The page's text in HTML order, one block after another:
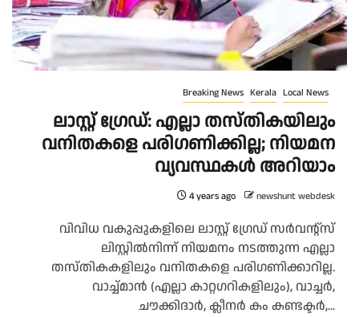
Breaking News Kerala Local News
ലാസ്റ്റ് ഗ്രേഡ്: എല്ലാ തസ്തികയിലും
വനിതകളെ പരിഗണിക്കില്ല; നിയമന
വ്യവസ്ഥകൾ അറിയാം
4 years ago newshunt webdesk
വിവിധ വകുപ്പുകളിലെ ലാസ്റ്റ് ഗ്രേഡ് സർവന്റ്സ്
ലിസ്റ്റിൽനിന്ന് നിയമനം നടത്തുന്ന എല്ലാ
തസ്തികകളിലും വനിതകളെ പരിഗണിക്കാറില്ല.
വാച്ച്മാൻ (എല്ലാ കാറ്റഗറികളിലും), വാച്ചർ,
ചൗക്കിദാർ, ക്ലീനർ കം കണ്ടക്ടർ,...